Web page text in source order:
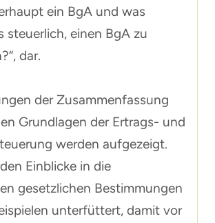
ein BgA und was
steuerlich, einen BgA zu
dar.
der Zusammenfassung
Grundlagen der Ertrags- und
werden aufgezeigt.
Einblicke in die
gesetzlichen Bestimmungen
unterfüttert, damit vor